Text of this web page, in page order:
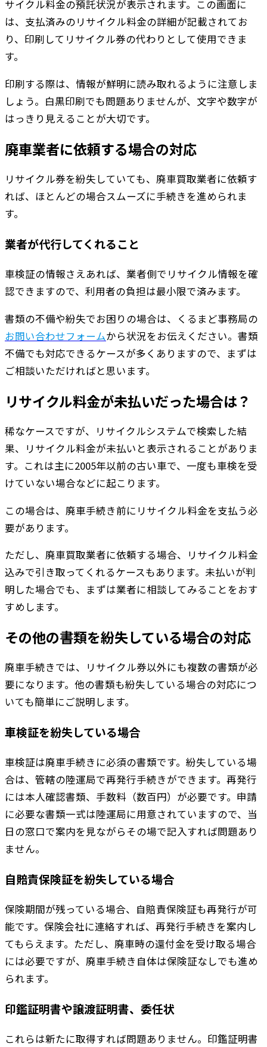
サイクル料金の預託状況が表示されます。この画面に
は、支払済みのリサイクル料金の詳細が記載されてお
り、印刷してリサイクル券の代わりとして使用できま
す。
印刷する際は、情報が鮮明に読み取れるように注意しま
しょう。白黒印刷でも問題ありませんが、文字や数字が
はっきり見えることが大切です。
廃車業者に依頼する場合の対応
リサイクル券を紛失していても、廃車買取業者に依頼す
れば、ほとんどの場合スムーズに手続きを進められま
す。
業者が代行してくれること
車検証の情報さえあれば、業者側でリサイクル情報を確
認できますので、利用者の負担は最小限で済みます。
書類の不備や紛失でお困りの場合は、くるまど事務局の
お問い合わせフォームから状況をお伝えください。書類
不備でも対応できるケースが多くありますので、まずは
ご相談いただければと思います。
リサイクル料金が未払いだった場合は？
稀なケースですが、リサイクルシステムで検索した結
果、リサイクル料金が未払いと表示されることがありま
す。これは主に2005年以前の古い車で、一度も車検を受
けていない場合などに起こります。
この場合は、廃車手続き前にリサイクル料金を支払う必
要があります。
ただし、廃車買取業者に依頼する場合、リサイクル料金
込みで引き取ってくれるケースもあります。未払いが判
明した場合でも、まずは業者に相談してみることをおす
すめします。
その他の書類を紛失している場合の対応
廃車手続きでは、リサイクル券以外にも複数の書類が必
要になります。他の書類も紛失している場合の対応につ
いても簡単にご説明します。
車検証を紛失している場合
車検証は廃車手続きに必須の書類です。紛失している場
合は、管轄の陸運局で再発行手続きができます。再発行
には本人確認書類、手数料（数百円）が必要です。申請
に必要な書類一式は陸運局に用意されていますので、当
日の窓口で案内を見ながらその場で記入すれば問題あり
ません。
自賠責保険証を紛失している場合
保険期間が残っている場合、自賠責保険証も再発行が可
能です。保険会社に連絡すれば、再発行手続きを案内し
てもらえます。ただし、廃車時の還付金を受け取る場合
には必要ですが、廃車手続き自体は保険証なしでも進め
られます。
印鑑証明書や譲渡証明書、委任状
これらは新たに取得すれば問題ありません。印鑑証明書